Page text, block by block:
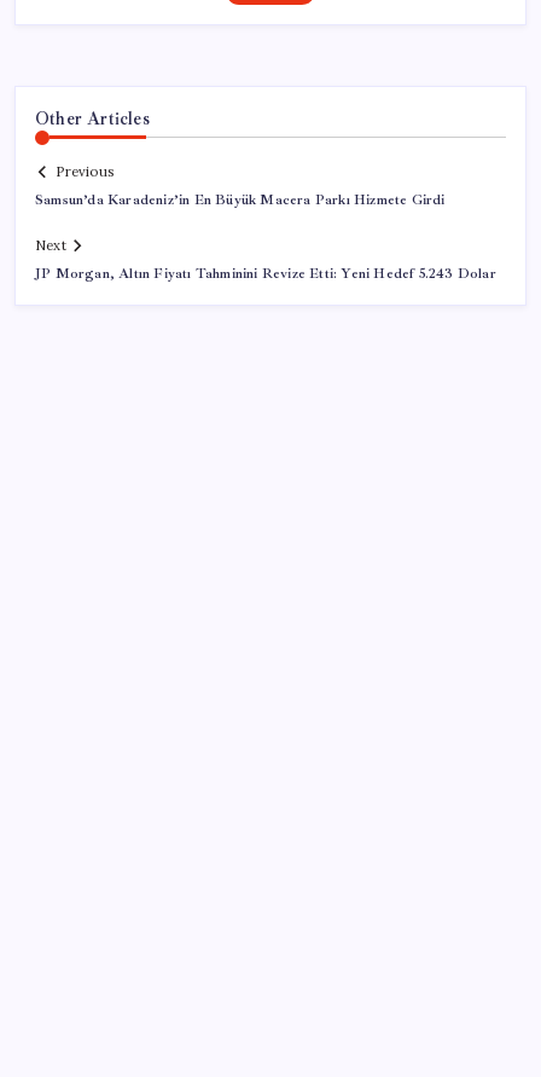
Other Articles
Previous
Samsun’da Karadeniz’in En Büyük Macera Parkı Hizmete Girdi
Next
JP Morgan, Altın Fiyatı Tahminini Revize Etti: Yeni Hedef 5.243 Dolar